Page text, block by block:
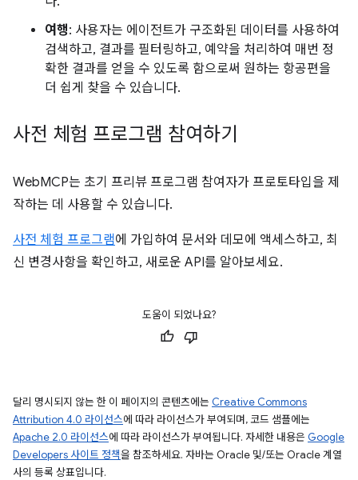
여행: 사용자는 에이전트가 구조화된 데이터를 사용하여
검색하고, 결과를 필터링하고, 예약을 처리하여 매번 정
확한 결과를 얻을 수 있도록 함으로써 원하는 항공편을
더 쉽게 찾을 수 있습니다.
사전 체험 프로그램 참여하기
WebMCP는 초기 프리뷰 프로그램 참여자가 프로토타입을 제
작하는 데 사용할 수 있습니다.
사전 체험 프로그램에 가입하여 문서와 데모에 액세스하고, 최
신 변경사항을 확인하고, 새로운 API를 알아보세요.
도움이 되었나요?
달리 명시되지 않는 한 이 페이지의 콘텐츠에는 Creative Commons
Attribution 4.0 라이선스에 따라 라이선스가 부여되며, 코드 샘플에는
Apache 2.0 라이선스에 따라 라이선스가 부여됩니다. 자세한 내용은 Google
Developers 사이트 정책을 참조하세요. 자바는 Oracle 및/또는 Oracle 계열
사의 등록 상표입니다.